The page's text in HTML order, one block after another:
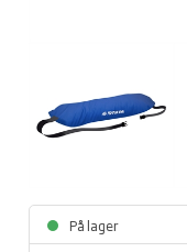
På lager